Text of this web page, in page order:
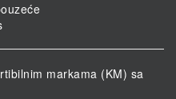
markama (KM) sa